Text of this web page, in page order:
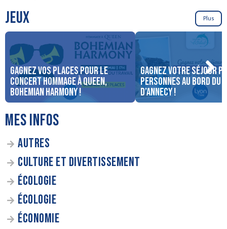
JEUX Plus
Gagnez vos places pour le
concert Hommage à Queen,
Bohemian Harmony !
Gagnez votre séjour
personnes au bord du
d’Annecy !
MES INFOS
AUTRES
CULTURE ET DIVERTISSEMENT
ÉCOLOGIE
ÉCOLOGIE
ÉCONOMIE